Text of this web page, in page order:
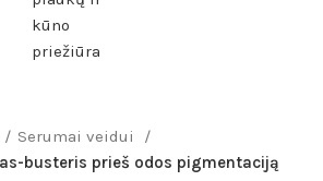
Serumai veidui
busteris prieš odos pigmentaciją